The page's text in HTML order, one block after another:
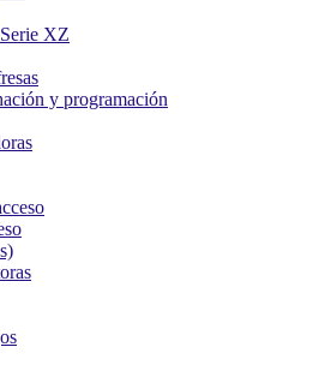
XZ
y programación